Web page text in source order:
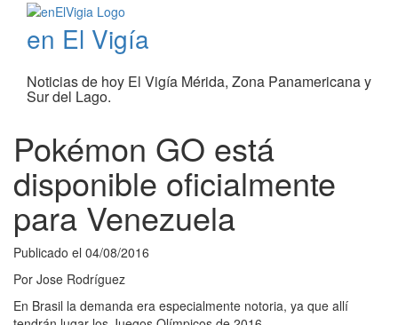
en El Vigía
Noticias de hoy El Vigía Mérida, Zona Panamericana y
Sur del Lago.
Pokémon GO está
disponible oficialmente
para Venezuela
Publicado el 04/08/2016
Por Jose Rodríguez
En Brasil la demanda era especialmente notoria, ya que allí